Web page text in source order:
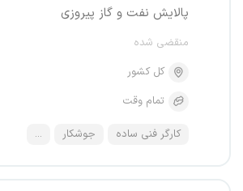
پالایش نفت و گاز پیروزی
منقضی شده
کل کشور
تمام وقت
کارگر فنی ساده جوشکار ...